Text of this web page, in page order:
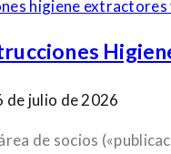
de julio de 2026
de socios